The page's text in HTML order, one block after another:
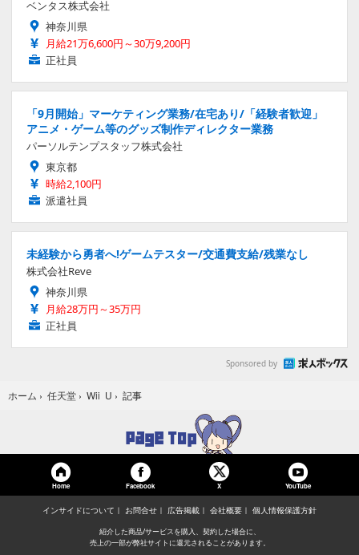
ベンタス株式会社
神奈川県
月給21万6,600円～30万9,200円
正社員
「9月開始」マーケティング業務/在宅あり/「経験者歓迎」
アニメ・ゲーム等のグッズ制作ディレクター業務
パーソルテンプスタッフ株式会社
東京都
時給2,100円
派遣社員
未経験から勇者へ!ゲームテスター/交通費支給/残業なし
株式会社Reve
神奈川県
月給28万円～35万円
正社員
Sponsored by
ホーム › 任天堂 › Wii U › 記事
Home Facebook X YouTube
インサイドについて お問合せ 広告掲載 会社概要 個人情報保護方針
紹介した商品/サービスを購入、契約した場合に、
売上の一部が弊社サイトに還元されることがあります。